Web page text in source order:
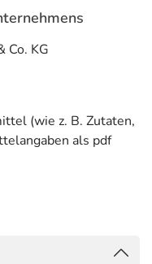
Co. KG
(wie z. B. Zutaten,
als pdf